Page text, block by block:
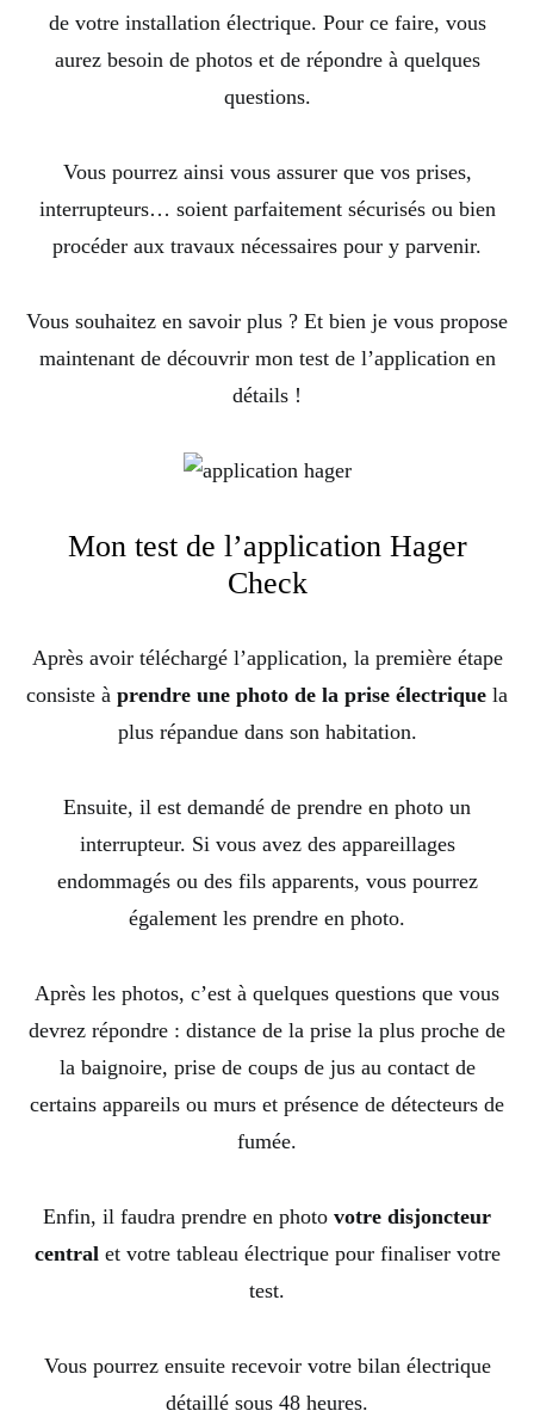
de votre installation électrique. Pour ce faire, vous
aurez besoin de photos et de répondre à quelques
questions.
Vous pourrez ainsi vous assurer que vos prises,
interrupteurs… soient parfaitement sécurisés ou bien
procéder aux travaux nécessaires pour y parvenir.
Vous souhaitez en savoir plus ? Et bien je vous propose
maintenant de découvrir mon test de l’application en
détails !
Mon test de l’application Hager
Check
Après avoir téléchargé l’application, la première étape
consiste à prendre une photo de la prise électrique la
plus répandue dans son habitation.
Ensuite, il est demandé de prendre en photo un
interrupteur. Si vous avez des appareillages
endommagés ou des fils apparents, vous pourrez
également les prendre en photo.
Après les photos, c’est à quelques questions que vous
devrez répondre : distance de la prise la plus proche de
la baignoire, prise de coups de jus au contact de
certains appareils ou murs et présence de détecteurs de
fumée.
Enfin, il faudra prendre en photo votre disjoncteur
centralet votre tableau électrique pour finaliser votre
test.
Vous pourrez ensuite recevoir votre bilan électrique
détaillé sous 48 heures.